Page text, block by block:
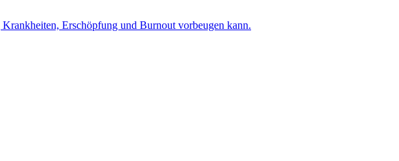
Erschöpfung und Burnout vorbeugen kann.